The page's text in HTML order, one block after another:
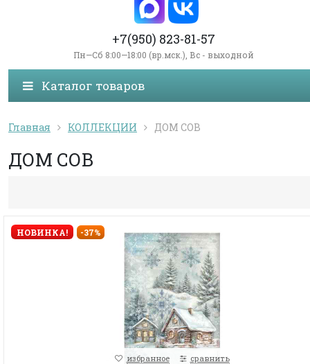
+7(950) 823-81-57
Пн—Сб 8:00—18:00 (вр.мск.), Вс - выходной
Каталог товаров
Главная КОЛЛЕКЦИИ ДОМ СОВ
ДОМ СОВ
НОВИНКА! -37%
избранное сравнить